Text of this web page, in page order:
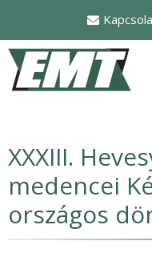
main
content
XXXIII.
medencei
országos